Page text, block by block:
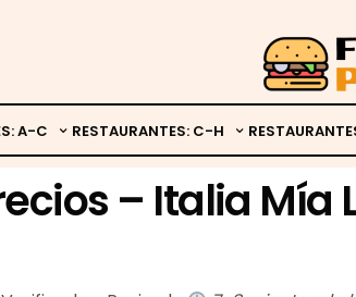
A-C RESTAURANTES: C-H
– Italia Mía